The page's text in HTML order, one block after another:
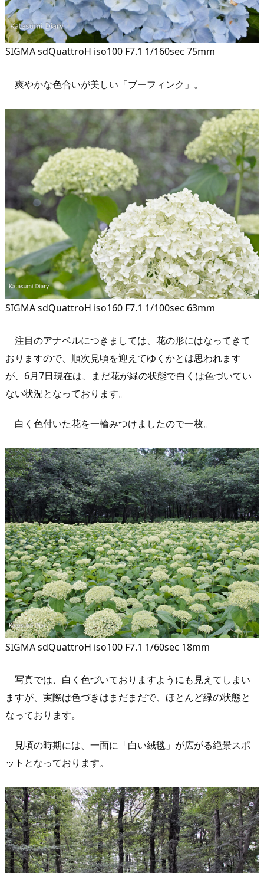
SIGMA sdQuattroH iso100 F7.1 1/160sec 75mm
爽やかな色合いが美しい「ブーフィンク」。
SIGMA sdQuattroH iso160 F7.1 1/100sec 63mm
注目のアナベルにつきましては、花の形にはなってきて
おりますので、順次見頃を迎えてゆくかとは思われます
が、6月7日現在は、まだ花が緑の状態で白くは色づいてい
ない状況となっております。
白く色付いた花を一輪みつけましたので一枚。
SIGMA sdQuattroH iso100 F7.1 1/60sec 18mm
写真では、白く色づいておりますようにも見えてしまい
ますが、実際は色づきはまだまだで、ほとんど緑の状態と
なっております。
見頃の時期には、一面に「白い絨毯」が広がる絶景スポ
ットとなっております。